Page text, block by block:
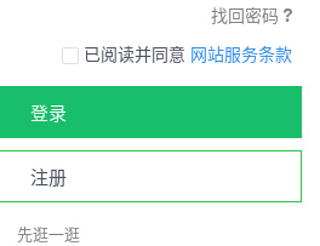
找回密码
已阅读并同意 网站服务条款
登录
注册
先逛一逛